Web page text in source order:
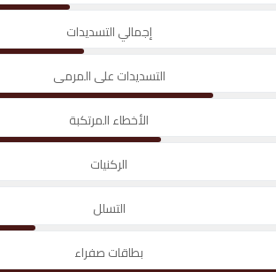
إجمالي التسديدات
التسديدات على المرمى
الأخطاء المرتكبة
الركنيات
التسلل
بطاقات صفراء